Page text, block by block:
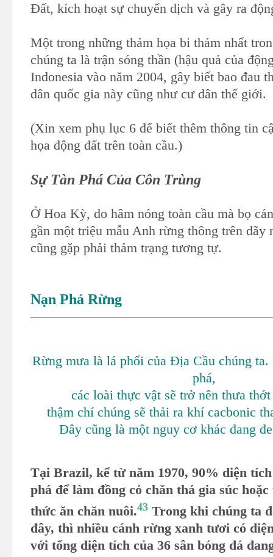
Đất, kích hoạt sự chuyển dịch và gây ra
Một trong những thảm họa bi thảm nhất
chúng ta là trận sóng thần (hậu quả của
Indonesia vào năm 2004, gây biết bao đau
dân quốc gia này cũng như cư dân thế giới.
(Xin xem phụ lục 6 để biết thêm thông tin
họa động đất trên toàn cầu.)
Sự Tàn Phá Của Côn Trùng
Ở Hoa Kỳ, do hâm nóng toàn cầu mà bọ
gần một triệu mẫu Anh rừng thông trên dãy
cũng gặp phải thảm trạng tương tự.
Nạn Phá Rừng
Rừng mưa là lá phổi của Địa Cầu chúng
phá,
các loài thực vật sẽ trở nên thưa
thậm chí chúng sẽ thải ra khí cacbonic
Đây cũng là một nguy cơ khác đang
Tại Brazil, kể từ năm 1970, 90% diện
phá để làm đồng cỏ chăn thả gia súc
thức ăn chăn nuôi.43Trong khi chúng ta
đây, thì nhiều cánh rừng xanh tươi có
với tổng diện tích của 36 sân bóng đá